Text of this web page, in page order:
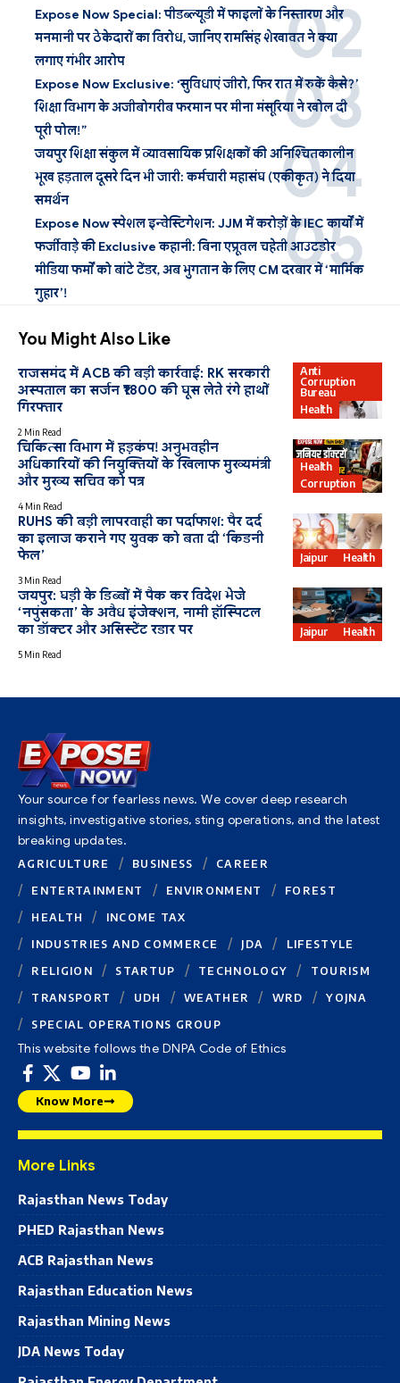
Expose Now Special: पीडब्ल्यूडी में फाइलों के निस्तारण और
मनमानी पर ठेकेदारों का विरोध, जानिए रामसिंह शेखावत ने क्या
लगाए गंभीर आरोप
Expose Now Exclusive: ‘सुविधाएं जीरो, फिर रात में रुकें कैसे?’
शिक्षा विभाग के अजीबोगरीब फरमान पर मीना मंसूरिया ने खोल दी
पूरी पोल!”
जयपुर शिक्षा संकुल में व्यावसायिक प्रशिक्षकों की अनिश्चितकालीन
भूख हड़ताल दूसरे दिन भी जारी: कर्मचारी महासंघ (एकीकृत) ने दिया
समर्थन
Expose Now स्पेशल इन्वेस्टिगेशन: JJM में करोड़ों के IEC कार्यों में
फर्जीवाड़े की Exclusive कहानी: बिना एप्रूवल चहेती आउटडोर
मीडिया फर्मों को बांटे टेंडर, अब भुगतान के लिए CM दरबार में ‘मार्मिक
गुहार’!
You Might Also Like
Anti
Corruption
Bureau
Health
राजसमंद में ACB की बड़ी कार्रवाई: RK सरकारी
अस्पताल का सर्जन ₹1800 की घूस लेते रंगे हाथों
गिरफ्तार
2 Min Read
Health
Corruption
चिकित्सा विभाग में हड़कंप! अनुभवहीन
अधिकारियों की नियुक्तियों के खिलाफ मुख्यमंत्री
और मुख्य सचिव को पत्र
4 Min Read
Jaipur Health
RUHS की बड़ी लापरवाही का पर्दाफाश: पैर दर्द
का इलाज कराने गए युवक को बता दी ‘किडनी
फेल’
3 Min Read
Jaipur Health
जयपुर: घड़ी के डिब्बों में पैक कर विदेश भेजे
‘नपुंसकता’ के अवैध इंजेक्शन, नामी हॉस्पिटल
का डॉक्टर और असिस्टेंट रडार पर
5 Min Read
Your source for fearless news. We cover deep research
insights, investigative stories, sting operations, and the latest
breaking updates.
AGRICULTURE BUSINESS
CAREER
ENTERTAINMENT
ENVIRONMENT
FOREST
HEALTH
INCOME TAX
INDUSTRIES AND COMMERCE
JDA
LIFESTYLE
RELIGION
STARTUP TECHNOLOGY
TOURISM
TRANSPORT
UDH WEATHER WRD
YOJNA
SPECIAL OPERATIONS GROUP
This website follows the DNPA Code of Ethics
Know More
More Links
Rajasthan News Today
PHED Rajasthan News
ACB Rajasthan News
Rajasthan Education News
Rajasthan Mining News
JDA News Today